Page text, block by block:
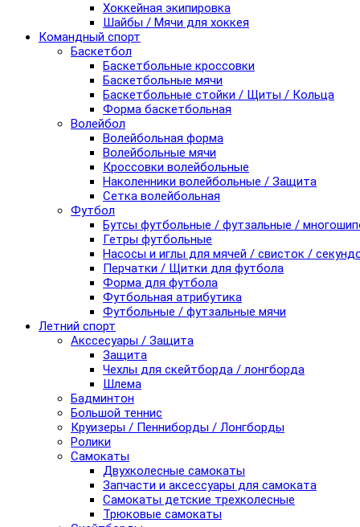
Хоккейная экипировка
Шайбы / Мячи для хоккея
Командный спорт
Баскетбол
Баскетбольные кроссовки
Баскетбольные мячи
Баскетбольные стойки / Щиты / Кольца
Форма баскетбольная
Волейбол
Волейбольная форма
Волейбольные мячи
Кроссовки волейбольные
Наколенники волейбольные / Защита
Сетка волейбольная
Футбол
Бутсы футбольные / футзальные /
Гетры футбольные
Насосы и иглы для мячей / свисток /
Перчатки / Щитки для футбола
Форма для футбола
Футбольная атрибутика
Футбольные / футзальные мячи
Летний спорт
Акссесуары / Защита
Защита
Чехлы для скейтборда / лонгборда
Шлема
Бадминтон
Большой теннис
Круизеры / Пенниборды / Лонгборды
Ролики
Самокаты
Двухколесные самокаты
Запчасти и аксессуары для самоката
Самокаты детские трехколесные
Трюковые самокаты